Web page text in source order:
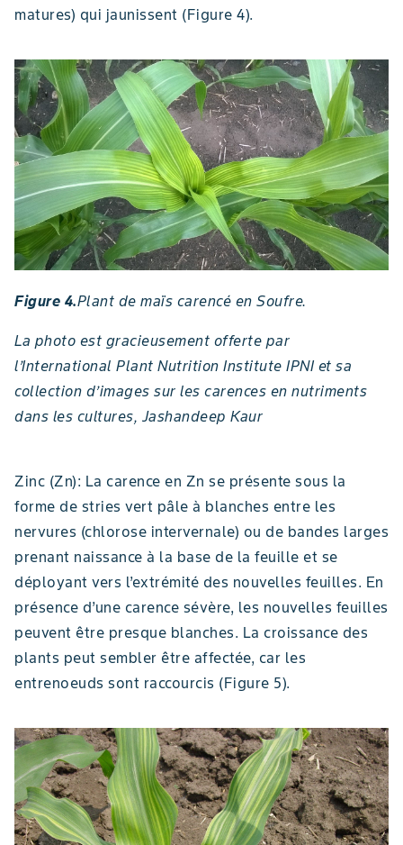
matures) qui jaunissent (Figure 4).
Figure 4.Plant de maïs carencé en Soufre.
La photo est gracieusement offerte par
l’International Plant Nutrition Institute IPNI et sa
collection d’images sur les carences en nutriments
dans les cultures, Jashandeep Kaur
Zinc (Zn): La carence en Zn se présente sous la
forme de stries vert pâle à blanches entre les
nervures (chlorose intervernale) ou de bandes larges
prenant naissance à la base de la feuille et se
déployant vers l’extrémité des nouvelles feuilles. En
présence d’une carence sévère, les nouvelles feuilles
peuvent être presque blanches. La croissance des
plants peut sembler être affectée, car les
entrenoeuds sont raccourcis (Figure 5).